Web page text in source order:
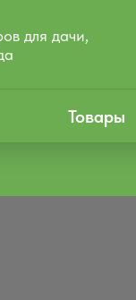
для дачи,
Товары